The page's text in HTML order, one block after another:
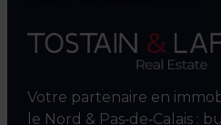
Votre partenaire en
le Nord & Pas‑de‑Calais :